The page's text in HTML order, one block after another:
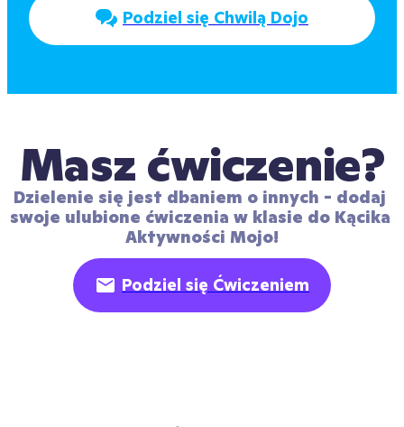
Podziel się Chwilą Dojo
Masz ćwiczenie?
Dzielenie się jest dbaniem o innych - dodaj
swoje ulubione ćwiczenia w klasie do Kącika
Aktywności Mojo!
Podziel się Ćwiczeniem